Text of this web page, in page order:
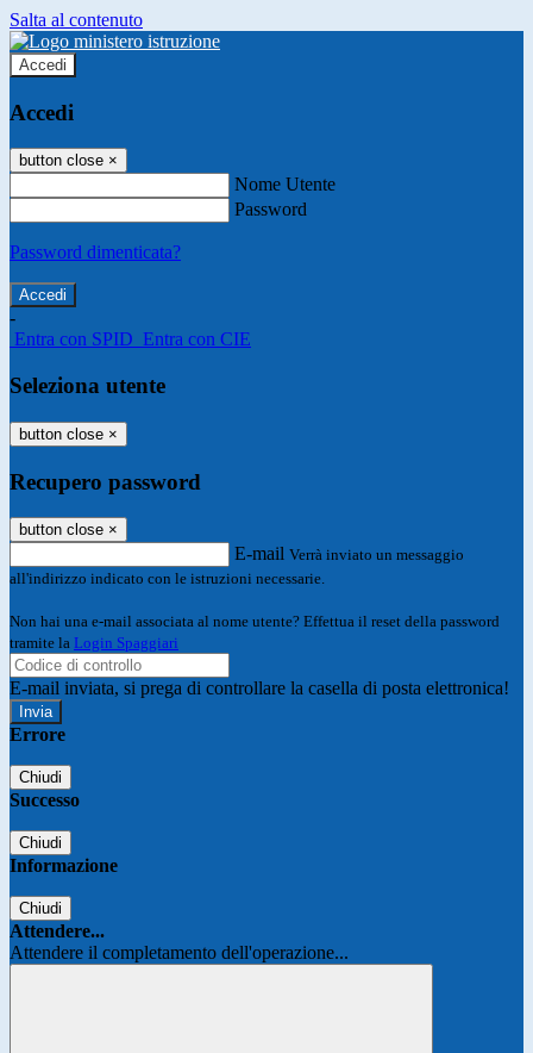
Salta al contenuto
Accedi
Accedi
button close ×
Nome Utente
Password
Password dimenticata?
-
Entra con SPID Entra con CIE
Seleziona utente
button close ×
Recupero password
button close ×
E-mail Verrà inviato un messaggio
all'indirizzo indicato con le istruzioni necessarie.
Non hai una e-mail associata al nome utente? Effettua il reset della password
tramite la Login Spaggiari
E-mail inviata, si prega di controllare la casella di posta elettronica!
Errore
Chiudi
Successo
Chiudi
Informazione
Chiudi
Attendere...
Attendere il completamento dell'operazione...